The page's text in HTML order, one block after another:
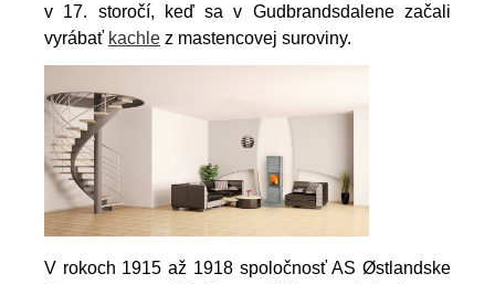
v 17. storočí, keď sa v Gudbrandsdalene začali
vyrábať kachle z mastencovej suroviny.
V rokoch 1915 až 1918 spoločnosť AS Østlandske